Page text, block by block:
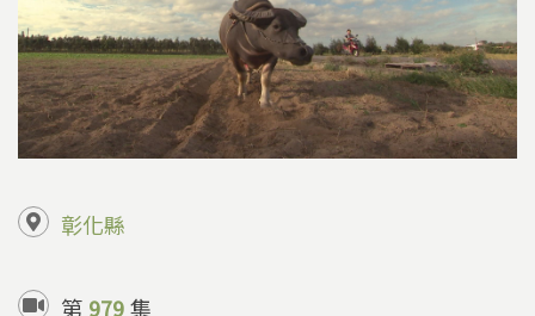
彰化縣
第 979集